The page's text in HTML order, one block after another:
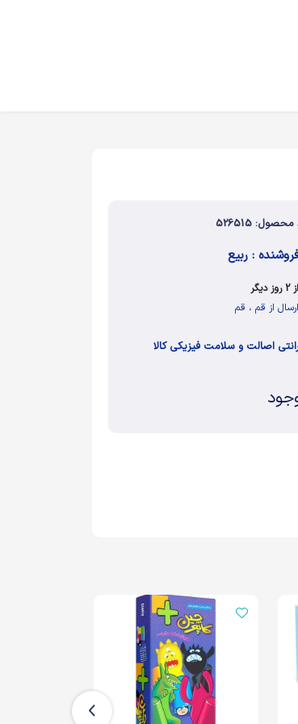
526515
فروشنده : ربیع
از 2 روز دیگر
ارسال از قم ، قم
اصالت و سلامت فیزیکی کالا